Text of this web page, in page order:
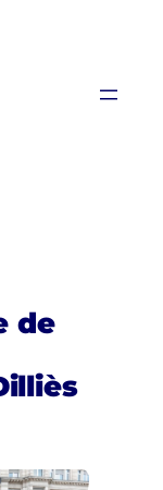
de